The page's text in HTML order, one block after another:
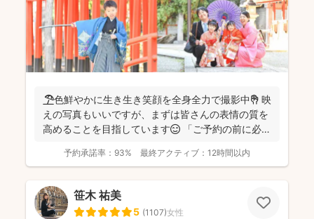
🏖️色鮮やかに生き生き笑顔を全身全力で撮影中✊ 映
えの写真もいいですが、まずは皆さんの表情の質を
高めることを目指しています😊 「ご予約の前に必ず
予約承諾率： 93% 最終アクティブ： 12時間以内
笹木 祐美
5 (1107)女性